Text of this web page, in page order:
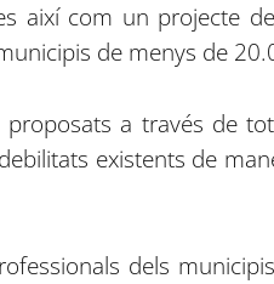
així com un projecte
de menys de
a través de
existents de
dels